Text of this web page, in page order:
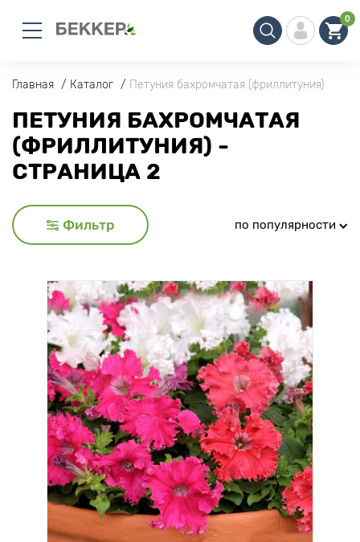
0
Главная Каталог Петуния бахромчатая (фриллитуния)
ПЕТУНИЯ БАХРОМЧАТАЯ
(ФРИЛЛИТУНИЯ) -
СТРАНИЦА 2
Фильтр по популярности